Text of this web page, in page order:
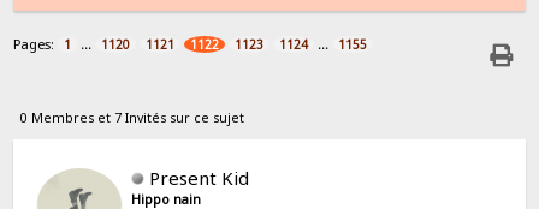
Pages: 1 ... 1120 1121 1122 1123 1124 ... 1155
0 Membres et 7 Invités sur ce sujet
Present Kid
Hippo nain